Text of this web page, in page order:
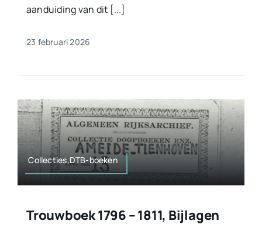
aanduiding van dit [...]
23 februari 2026
Collecties,DTB-boeken
Trouwboek 1796 – 1811, Bijlagen